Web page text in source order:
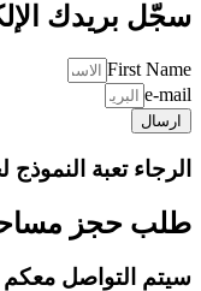
سجّل بريدك
First Name
e-mail
ارسال
الرجاء تعبة
طلب حجز مساحة
سيتم التواصل معكم